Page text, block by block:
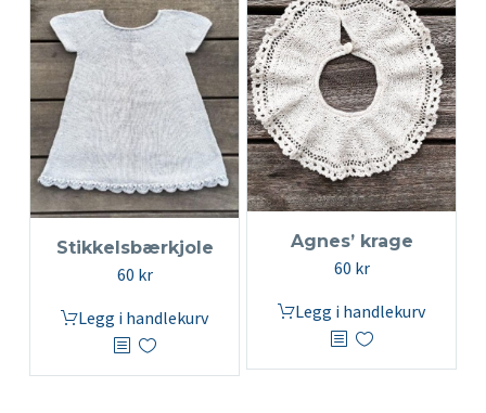
Stikkelsbærkjole
60 kr
Legg i handlekurv
Agnes’ krage
60 kr
Legg i handlekurv